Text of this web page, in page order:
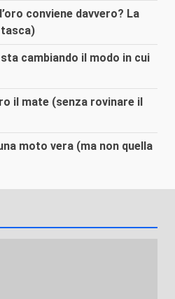
conviene davvero? La
cambiando il modo in cui
il mate (senza rovinare il
moto vera (ma non quella